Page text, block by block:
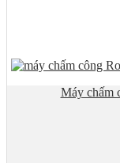
Máy chấm